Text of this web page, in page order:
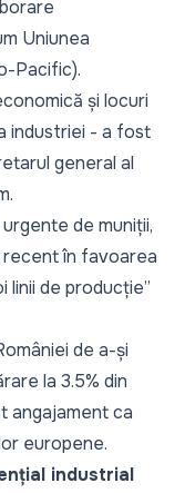
Uniunea
Pacific).
și locuri
industriei - a fost
general al
de muniții,
în favoarea
linii de producție”
de a-și
la 3.5% din
angajament ca
europene.
industrial